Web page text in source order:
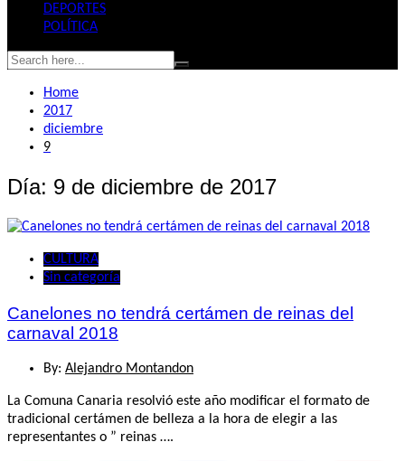
DEPORTES
POLÍTICA
Home
2017
diciembre
9
Día: 9 de diciembre de 2017
CULTURA
Sin categoría
Canelones no tendrá certámen de reinas del
carnaval 2018
By: Alejandro Montandon
La Comuna Canaria resolvió este año modificar el formato de
tradicional certámen de belleza a la hora de elegir a las
representantes o ” reinas ….